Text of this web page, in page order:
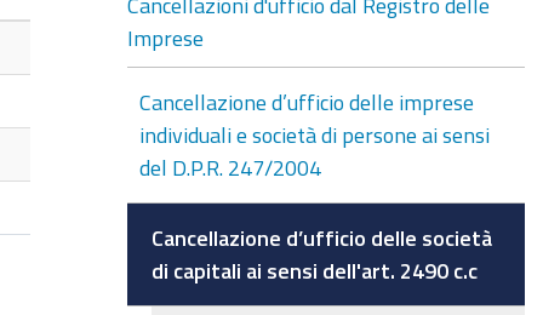
Imprese
Cancellazione d’ufficio delle imprese
individuali e società di persone ai sensi
del D.P.R. 247/2004
Cancellazione d’ufficio delle società
di capitali ai sensi dell'art. 2490 c.c